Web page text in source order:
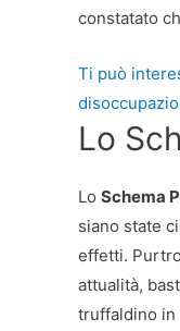
constatato
Ti può
Lo
Lo Schema
siano state
effetti.
attualità,
truffaldino in